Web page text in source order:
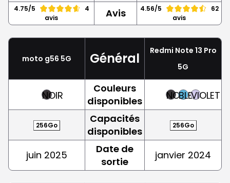
4.75/5
4
avis
Avis 4.56/5
62
avis
moto g56 5G Général
Redmi Note 13 Pro
5G
NOIR
Couleurs
disponibles
NOIRBLEUVIOLET
256Go
Capacités
disponibles
256Go
juin 2025
Date de
sortie
janvier 2024